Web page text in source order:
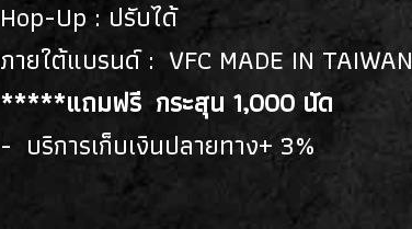
Hop-Up : ปรับได้
ภายใต้แบรนด์ : VFC MADE IN TAIWAN
*****แถมฟรี กระสุน 1,000 นัด
- บริการเก็บเงินปลายทาง+ 3%